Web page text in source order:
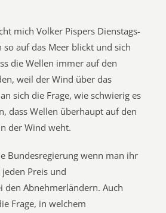
mich Volker Pispers Dienstags-
so auf das Meer blickt und sich
die Wellen immer auf den
weil der Wind über das
sich die Frage, wie schwierig es
dass Wellen überhaupt auf den
der Wind weht.
Bundesregierung wenn man ihr
Preis und
den Abnehmerländern. Auch
Frage, in welchem